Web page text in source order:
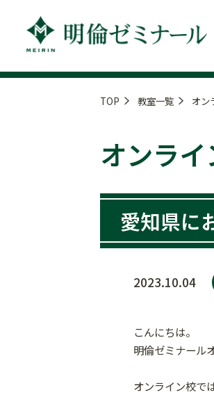
TOP 教室一覧 オン
オンラ
愛知県に
2023.10.04
こんにちは。
明倫ゼミナール
オンライン校で